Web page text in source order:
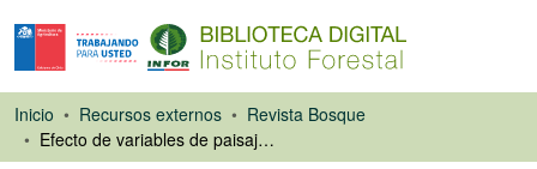
Inicio Recursos externos
Revista Bosque
Efecto de variables de paisaje y de rodal sobre la diversidad de especies arbóreas en el sotobosque de plantaciones de Pinus taeda en la provincia de Misiones, Argentina